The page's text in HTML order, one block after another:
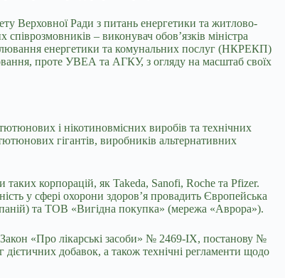
Верховної Ради з питань енергетики та житлово-
– виконувач обов’язків міністра
енергетики та комунальних послуг (НКРЕКП)
проте УВЕА та АГКУ, з огляду на масштаб своїх
і нікотиновмісних виробів та технічних
гігантів, виробників альтернативних
корпорацій, як Takeda, Sanofi, Roche та Pfizer.
у сфері охорони здоров’я провадить Європейська
та ТОВ «Вигідна покупка» (мережа «Аврора»).
«Про лікарські засоби» № 2469-IX, постанову №
добавок, а також технічні регламенти щодо